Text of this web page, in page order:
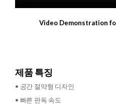
Video Demonstration
제품 특징
• 공간 절약형 디자인
• 빠른 판독 속도